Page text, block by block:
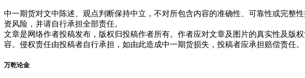
中一期货对文中陈述、观点判断保持中立，不对所包含内容的准确性、可靠性或完整
资风险，并请自行承担全部责任。
文章是网络作者投稿发布，版权归投稿作者所有。作者应对文章及图片的真实性及版
容。侵权责任由投稿者自行承担，如由此造成中一期货损失，投稿者应承担赔偿责任。
万乾论金